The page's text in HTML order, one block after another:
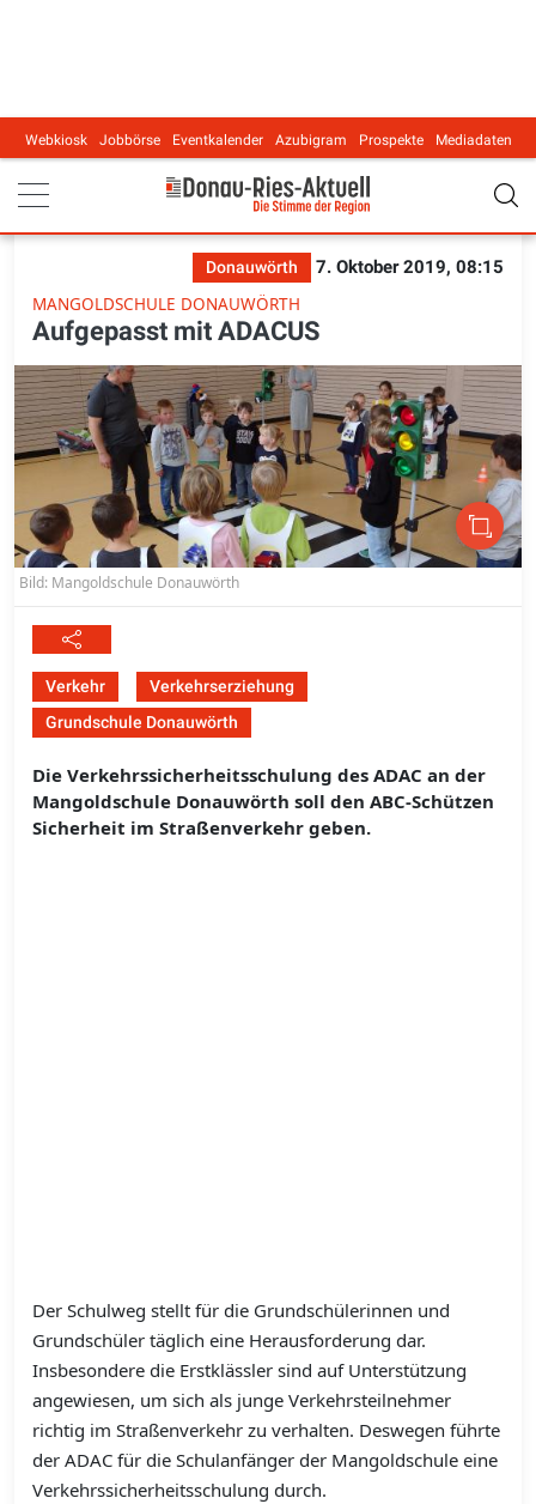
Main navigation
Webkiosk Jobbörse Eventkalender Azubigram Prospekte Mediadaten
Donauwörth
7. Oktober 2019, 08:15
MANGOLDSCHULE DONAUWÖRTH
Aufgepasst mit ADACUS
Bild: Mangoldschule Donauwörth
Verkehr
Verkehrserziehung
Grundschule Donauwörth
Die Verkehrssicherheitsschulung des ADAC an der
Mangoldschule Donauwörth soll den ABC-Schützen
Sicherheit im Straßenverkehr geben.
Der Schulweg stellt für die Grundschülerinnen und
Grundschüler täglich eine Herausforderung dar.
Insbesondere die Erstklässler sind auf Unterstützung
angewiesen, um sich als junge Verkehrsteilnehmer
richtig im Straßenverkehr zu verhalten. Deswegen führte
der ADAC für die Schulanfänger der Mangoldschule eine
Verkehrssicherheitsschulung durch.